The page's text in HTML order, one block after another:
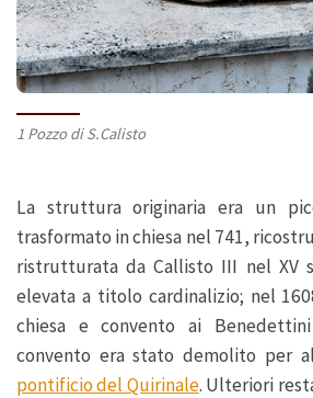
1 Pozzo di S.Calisto
La struttura originaria era un
trasformato in chiesa nel 741,
ristrutturata da Callisto III nel XV
elevata a titolo cardinalizio; nel
chiesa e convento ai
convento era stato demolito per
pontificio del Quirinale. Ulteriori